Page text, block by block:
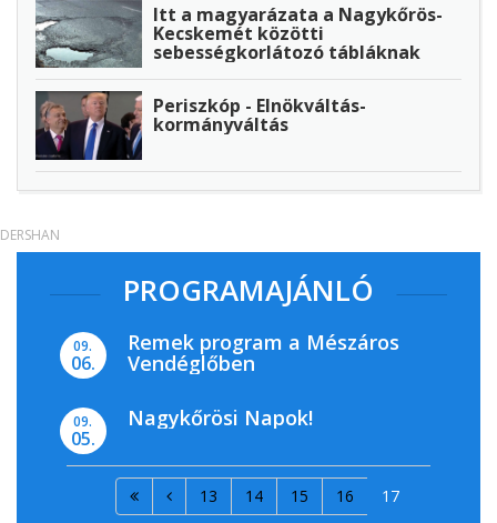
Itt a magyarázata a Nagykőrös-
Kecskemét közötti
sebességkorlátozó tábláknak
Periszkóp - Elnökváltás-
kormányváltás
PROGRAMAJÁNLÓ
09.
06.
Remek program a Mészáros
Vendéglőben
09.
05.
Nagykőrösi Napok!
13 14 15 16 17
DERSHAN